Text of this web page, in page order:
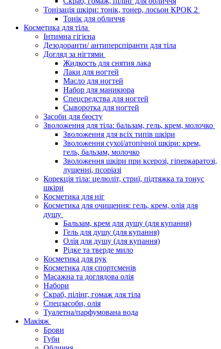
Тонізація шкіри: тонік, тонер, лосьон КРОК 2
Тонік для обличчя
Косметика для тіла
Інтимна гігієна
Дезодоранти/ антиперспіранти для тіла
Догляд за нігтями
Жидкость для снятия лака
Лаки для ногтей
Масло для ногтей
Набор для маникюра
Спецсредства для ногтей
Сыворотка для ногтей
Засоби для бюсту
Зволоження для тіла: бальзам, гель, крем, молочко
Зволоження для всіх типів шкіри
Зволоження сухої/атопічної шкіри: крем,
гель, бальзам, молочко
Зволоження шкіри при ксерозі, гіперкаратозі,
лущенні, псоріазі
Корекція тіла: целюліт, стриї, підтяжка та тонус
шкіри
Косметика для ніг
Косметика для очищення: гель, крем, олія для
душу
Бальзам, крем для душу (для купання)
Гель для душу (для купання)
Олія для душу (для купання)
Рідке та тверде мило
Косметика для рук
Косметика для спортсменів
Масажна та доглядова олія
Набори
Скраб, пілінг, гомаж для тіла
Спецзасоби, олія
Туалетна/парфумована вода
Макіяж
Брови
Губи